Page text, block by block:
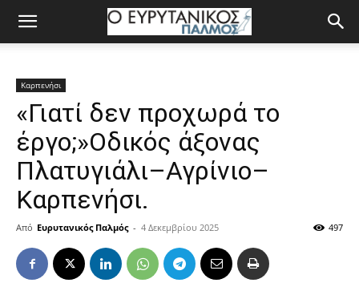
Καρπενήσι
«Γιατί δεν προχωρά το
έργο;»Οδικός άξονας
Πλατυγιάλι–Αγρίνιο–
Καρπενήσι.
Από Ευρυτανικός Παλμός - 4 Δεκεμβρίου 2025 497